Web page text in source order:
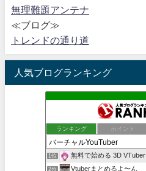
無理難題アンテナ
≪ブログ≫
トレンドの通り道
人気ブログランキング
ランキング ポイント
1位 無料で始める 3D VTuber
2位 Vtuberまとめるよ〜ん